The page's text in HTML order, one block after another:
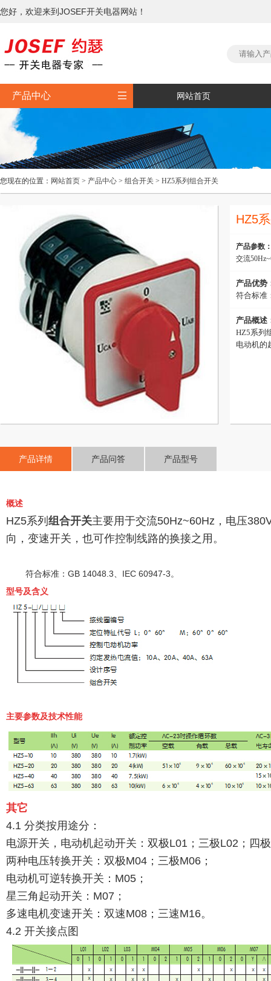
您好，欢迎来到JOSEF开关电器网站！
产品中心  网站首页
您现在的位置： 网站首页 > 产品中心 > 组合开关 > HZ5系列组合开关
HZ5
产品参数
交流
产品优势
符合标准
产品概述
HZ5系列
电动机的
产品详情 产品问答 产品型号
概述
HZ5系列 组合开关主要用于交流50Hz~60Hz，电压
向，变速开关，也可作控制线路的换接之用。
符合标准：GB 14048.3、IEC 60947-3。
型号及含义
主要参数及技术性能
其它
4.1 分类按用途分：
电源开关，电动机起动开关：双极L01；三极L02；四
两种电压转换开关：双极M04；三极M06；
电动机可逆转换开关：M05；
星三角起动开关：M07；
多速电机变速开关：双速M08；三速M16。
4.2 开关接点图